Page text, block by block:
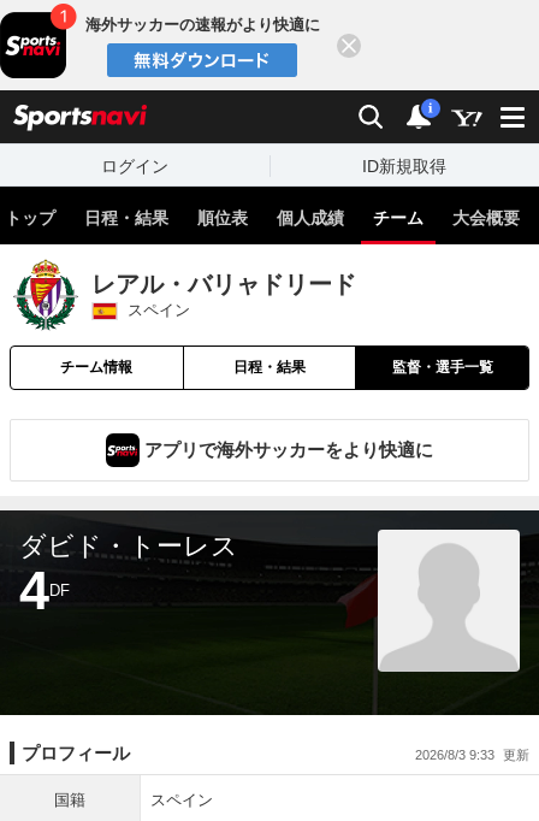
海外サッカーの速報がより快適に
検索 通知
i
ログイン ID新規取得
トップ 日程・結果 順位表 個人成績 チーム 大会概要
レアル・バリャドリード
スペイン
チーム情報 日程・結果 監督・選手一覧
アプリで海外サッカーをより快適に
ダビド・トーレス
4DF
プロフィール 2026/8/3 9:33
国籍 スペイン